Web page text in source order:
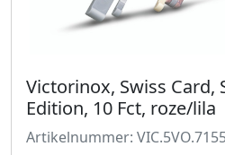
Victorinox, Swiss Card,
Edition, 10 Fct, roze/lila
Artikelnummer: